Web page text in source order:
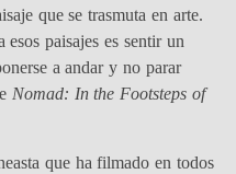
que se trasmuta en arte.
paisajes es sentir un
a andar y no parar
Nomad: In the Footsteps of
que ha filmado en todos